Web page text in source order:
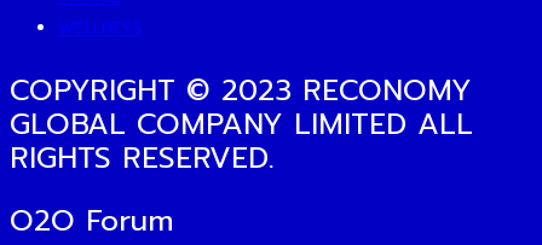
WELLNESS
COPYRIGHT © 2023 RECONOMY
GLOBAL COMPANY LIMITED ALL
RIGHTS RESERVED.
O2O Forum